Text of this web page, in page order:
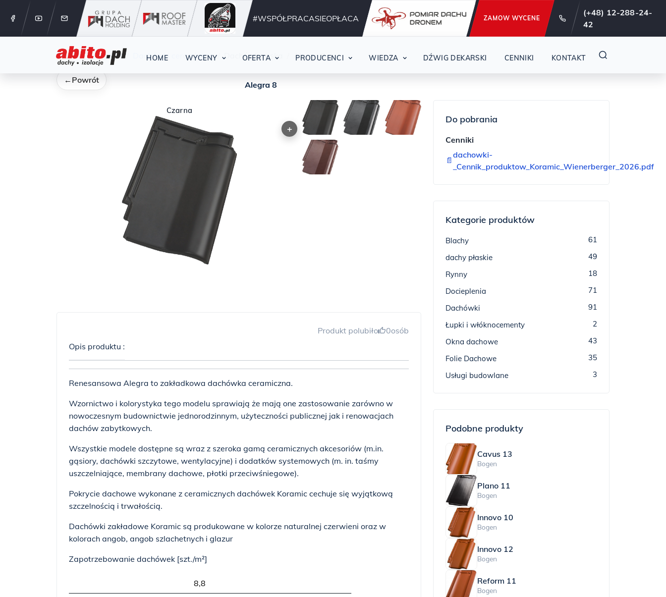
12 288 24 42 Działamy nieprzerwanie od 29 lat !
#WSPÓŁPRACASIEOPŁACA ZAMOW WYCENE
(+48) 12-288-24-
42
HOME WYCENY OFERTA PRODUCENCI WIEDZA DŹWIG DEKARSKI CENNIKI KONTAKT
Start Kategorie Dachówki ceramiczne Dachówka eska Alegra 8
← Powrót Alegra 8
Czarna
+
Produkt polubiło 0osób
Opis produktu :
Renesansowa Alegra to zakładkowa dachówka ceramiczna.
Wzornictwo i kolorystyka tego modelu sprawiają że mają one zastosowanie zarówno w
nowoczesnym budownictwie jednorodzinnym, użyteczności publicznej jak i renowacjach
dachów zabytkowych.
Wszystkie modele dostępne są wraz z szeroka gamą ceramicznych akcesoriów (m.in.
gąsiory, dachówki szczytowe, wentylacyjne) i dodatków systemowych (m. in. taśmy
uszczelniające, membrany dachowe, płotki przeciwśniegowe).
Pokrycie dachowe wykonane z ceramicznych dachówek Koramic cechuje się wyjątkową
szczelnością i trwałością.
Dachówki zakładowe Koramic są produkowane w kolorze naturalnej czerwieni oraz w
kolorach angob, angob szlachetnych i glazur
Zapotrzebowanie dachówek [szt./m²]
8,8
Do pobrania
Cenniki
📄
dachowki-
_Cennik_produktow_Koramic_Wienerberger_2026.pdf
Kategorie produktów
Blachy
61
dachy płaskie
49
Rynny
18
Docieplenia
71
Dachówki
91
Łupki i włóknocementy
2
Okna dachowe
43
Folie Dachowe
35
Usługi budowlane
3
Podobne produkty
Cavus 13
Bogen
Plano 11
Bogen
Innovo 10
Bogen
Innovo 12
Bogen
Reform 11
Bogen